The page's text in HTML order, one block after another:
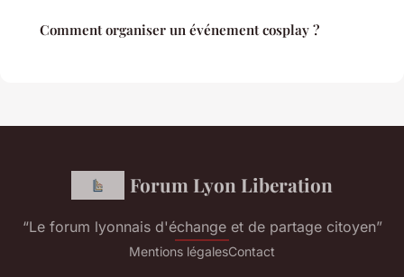
Comment organiser un événement cosplay ?
Forum Lyon Liberation
“Le forum lyonnais d'échange et de partage citoyen”
Mentions légalesContact